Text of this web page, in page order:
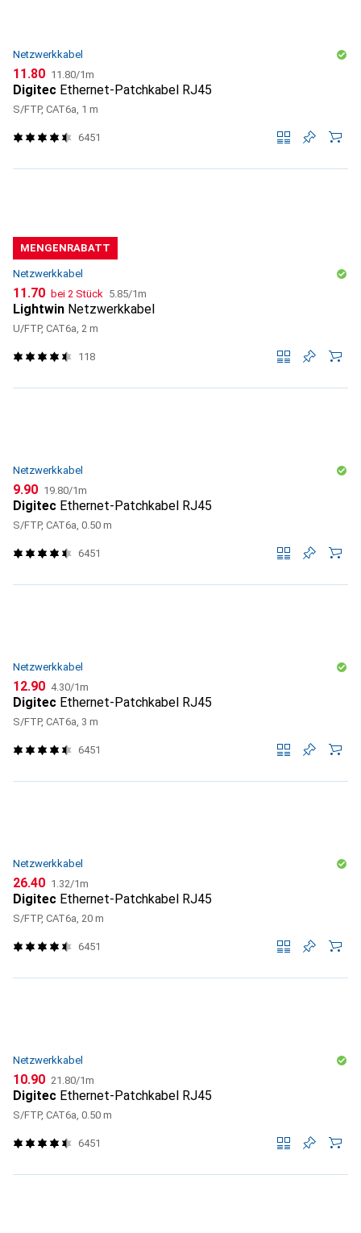
Netzwerkkabel
CHF
11.80 CHF
11.80/1m
Digitec Ethernet-Patchkabel RJ45
S/FTP, CAT6a, 1 m
6451
MENGENRABATT
Netzwerkkabel
CHF
11.70 bei 2 Stück CHF
5.85/1m
Lightwin Netzwerkkabel
U/FTP, CAT6a, 2 m
118
Netzwerkkabel
CHF
9.90 CHF
19.80/1m
Digitec Ethernet-Patchkabel RJ45
S/FTP, CAT6a, 0.50 m
6451
Netzwerkkabel
CHF
12.90 CHF
4.30/1m
Digitec Ethernet-Patchkabel RJ45
S/FTP, CAT6a, 3 m
6451
Netzwerkkabel
CHF
26.40 CHF
1.32/1m
Digitec Ethernet-Patchkabel RJ45
S/FTP, CAT6a, 20 m
6451
Netzwerkkabel
CHF
10.90 CHF
21.80/1m
Digitec Ethernet-Patchkabel RJ45
S/FTP, CAT6a, 0.50 m
6451